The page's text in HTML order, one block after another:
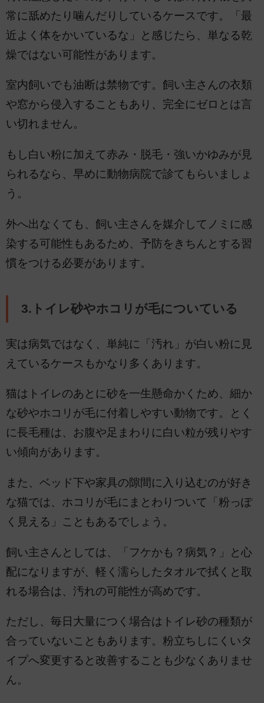
常に舐めたり噛んだりしているケースです。「最
近よく体をかいているな」と感じたら、単なる乾
燥ではない可能性があります。
室内飼いでも油断は禁物です。飼い主さんの衣類
や窓から侵入することもあり、完全にゼロとは言
い切れません。
もし白い粉に加えて赤み・脱毛・強いかゆみが見
られるなら、早めに動物病院で診てもらいましょ
う。
外へ出なくても、飼い主さんを媒介してノミに感
染する可能性もあるため、予防をきちんとする習
慣をつける必要があります。
3.トイレ砂やホコリが毛についている
実は病気ではなく、単純に「汚れ」が白い粉に見
えているケースもかなり多くあります。
猫はトイレのあとに砂を一生懸命かくため、細か
な砂やホコリが毛に付着しやすい動物です。とく
に長毛種は、お腹や足まわりに白い粒が残りやす
い傾向があります。
また、ベッド下や家具の隙間に入り込むのが好き
な猫では、ホコリが毛にまとわりついて「粉っぽ
く見える」こともあるでしょう。
飼い主さんとしては、「フケかも？病気？」と心
配になりますが、軽く濡らしたタオルで拭くと取
れる場合は、汚れの可能性が高めです。
ただし、毎日大量につく場合はトイレ砂の種類が
合っていないこともあります。粉立ちしにくいタ
イプへ変更すると改善することも少なくありませ
ん。